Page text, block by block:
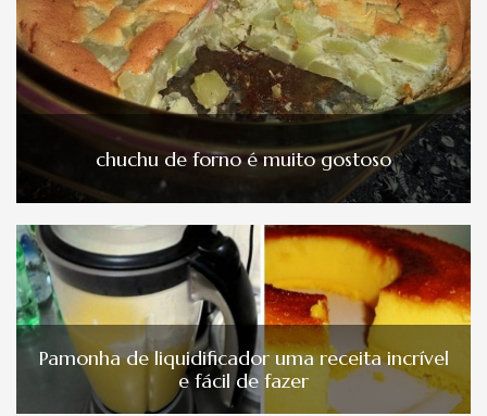
chuchu de forno é muito gostoso
Pamonha de liquidificador uma receita incrível
e fácil de fazer